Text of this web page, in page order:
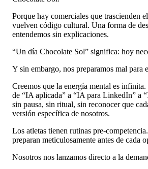
Porque hay comerciales que trascienden
vuelven código cultural. Una forma de
entendemos sin explicaciones.
“Un día Chocolate Sol” significa: hoy
Y sin embargo, nos preparamos mal para
Creemos que la energía mental es
de “IA aplicada” a “IA para LinkedIn” a
sin pausa, sin ritual, sin reconocer que
versión específica de nosotros.
Los atletas tienen rutinas pre-
preparan meticulosamente antes de cada
Nosotros nos lanzamos directo a la